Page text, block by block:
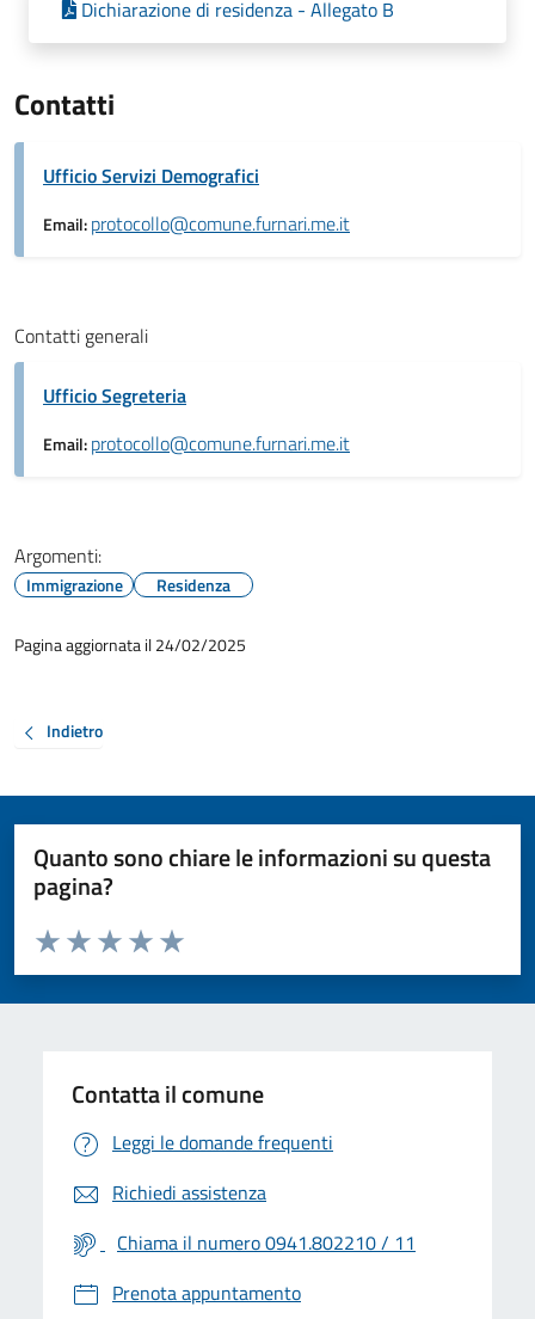
Dichiarazione di residenza - Allegato B
Contatti
Ufficio Servizi Demografici
Email:protocollo@comune.furnari.me.it
Contatti generali
Ufficio Segreteria
Email:protocollo@comune.furnari.me.it
Argomenti:
Immigrazione Residenza
Pagina aggiornata il 24/02/2025
Indietro
Quanto sono chiare le informazioni su questa
pagina?
Valuta da 1 a 5 stelle la pagina
Valuta 5 stelle su 5
Valuta 4 stelle su 5
Valuta 3 stelle su 5
Valuta 2 stelle su 5
Valuta 1 stelle su 5
Contatta il comune
Leggi le domande frequenti
Richiedi assistenza
Chiama il numero 0941.802210 / 11
Prenota appuntamento